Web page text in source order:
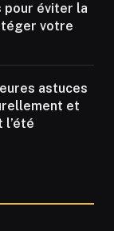
pour éviter la
votre
astuces
et